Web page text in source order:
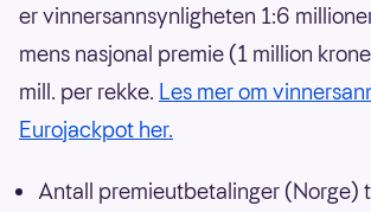
er vinnersannsynligheten 1:6
mens nasjonal premie (1 million
mill. per rekke. Les mer om
Eurojackpot her.
Antall premieutbetalinger (Norge)